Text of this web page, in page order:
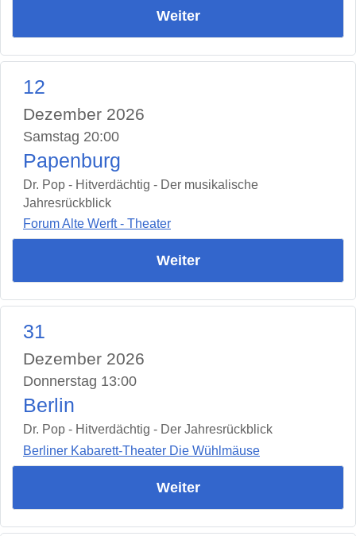
Weiter
12
Dezember 2026
Samstag 20:00
Papenburg
Dr. Pop - Hitverdächtig - Der musikalische
Jahresrückblick
Forum Alte Werft - Theater
Weiter
31
Dezember 2026
Donnerstag 13:00
Berlin
Dr. Pop - Hitverdächtig - Der Jahresrückblick
Berliner Kabarett-Theater Die Wühlmäuse
Weiter